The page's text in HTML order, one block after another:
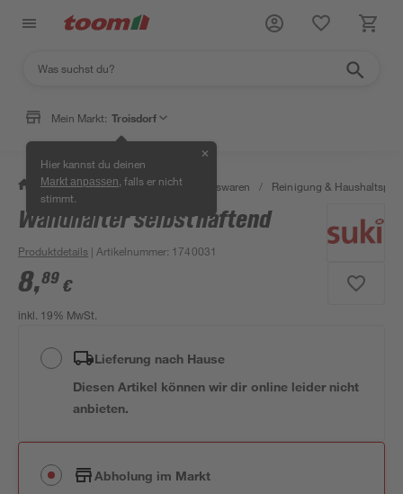
Mein Markt: Troisdorf
Hier kannst du deinen
Markt anpassen , falls er nicht
stimmt.
✕
/ Wohnen & Haushalt / Haushaltswaren / Reinigung &
Wandhalter selbsthaftend
Produktdetails | Artikelnummer: 1740031
8,89 €
inkl. 19% MwSt.
Lieferung nach Hause
Diesen Artikel können wir dir online leider nicht
anbieten.
Abholung im Markt